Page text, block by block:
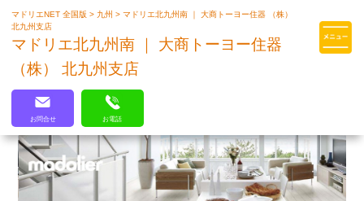
マドリエはLIXILの厳しい基準を
マドリエNET 全国版> 九州>マドリエ北九州南 ｜ 大商トーヨー住器 （株）
北九州支店
マドリエ北九州南 ｜ 大商トーヨー住器
（株） 北九州支店
お問合せ お電話